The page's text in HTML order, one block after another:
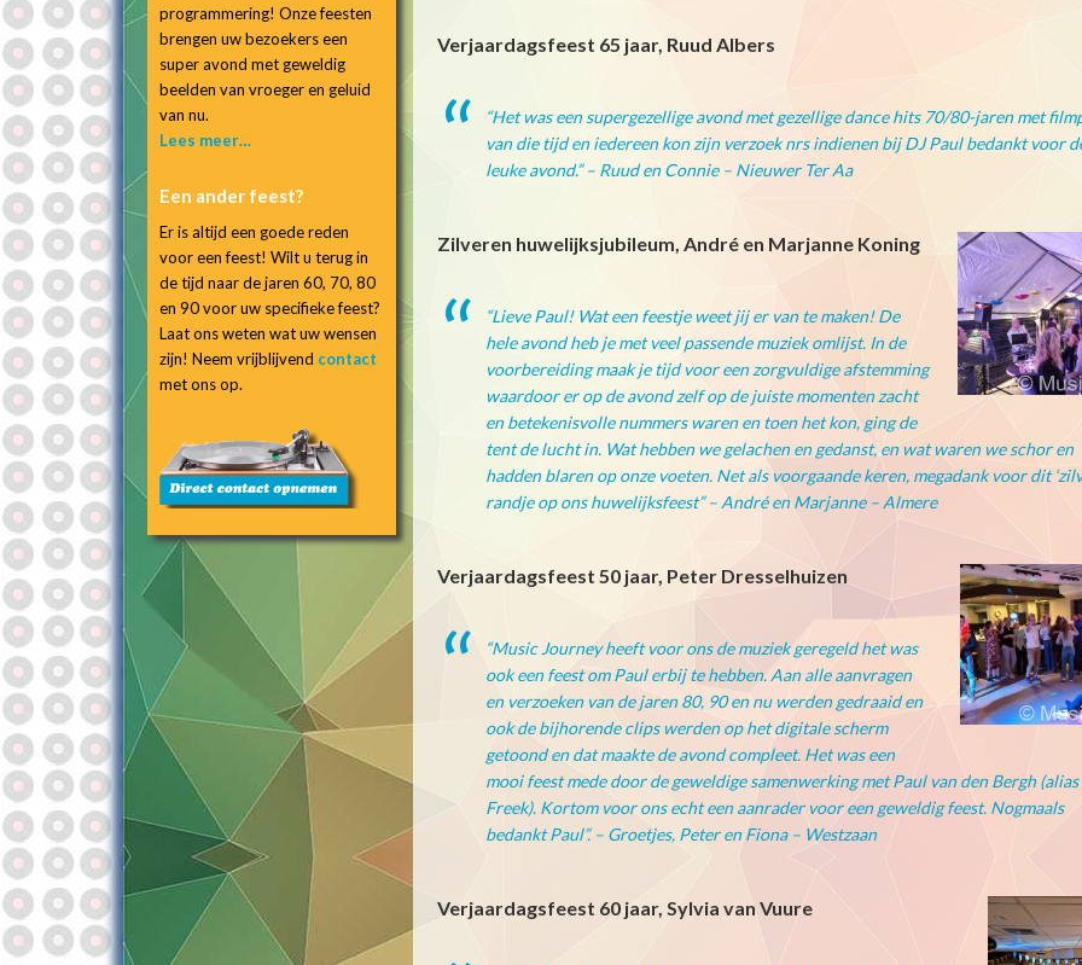
Verjaardagsfeest 65 jaar, Ruud Albers
“Het was een supergezellige avond met gezellige dance hits 70/80-jaren met
van die tijd en iedereen kon zijn verzoek nrs indienen bij DJ Paul bedankt voor
leuke avond.” – Ruud en Connie – Nieuwer Ter Aa
Zilveren huwelijksjubileum, André en Marjanne Koning
“Lieve Paul! Wat een feestje weet jij er van te maken! De
hele avond heb je met veel passende muziek omlijst. In de
voorbereiding maak je tijd voor een zorgvuldige afstemming
waardoor er op de avond zelf op de juiste momenten zacht
en betekenisvolle nummers waren en toen het kon, ging de
tent de lucht in. Wat hebben we gelachen en gedanst, en wat waren we schor en
hadden blaren op onze voeten. Net als voorgaande keren, megadank voor dit
randje op ons huwelijksfeest” – André en Marjanne – Almere
Verjaardagsfeest 50 jaar, Peter Dresselhuizen
“Music Journey heeft voor ons de muziek geregeld het was
ook een feest om Paul erbij te hebben. Aan alle aanvragen
en verzoeken van de jaren 80, 90 en nu werden gedraaid en
ook de bijhorende clips werden op het digitale scherm
getoond en dat maakte de avond compleet. Het was een
mooi feest mede door de geweldige samenwerking met Paul van den Bergh (alias
Freek). Kortom voor ons echt een aanrader voor een geweldig feest. Nogmaals
bedankt Paul”. – Groetjes, Peter en Fiona – Westzaan
Verjaardagsfeest 60 jaar, Sylvia van Vuure
programmering! Onze feesten
brengen uw bezoekers een
super avond met geweldig
beelden van vroeger en geluid
van nu.
Lees meer…
Een ander feest?
Er is altijd een goede reden
voor een feest! Wilt u terug in
de tijd naar de jaren 60, 70, 80
en 90 voor uw specifieke feest?
Laat ons weten wat uw wensen
zijn! Neem vrijblijvend contact
met ons op.